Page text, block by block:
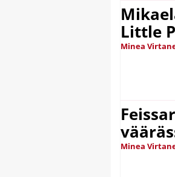
Little
Minea
Minea